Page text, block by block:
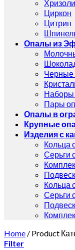
Циркон
Цитрин
Опалы из
Черные
Наборы
Пары
Опалы в
Крупные
Изделия с
Кольца
Серьги
Кольца
Серьги
Home / Product
Filter